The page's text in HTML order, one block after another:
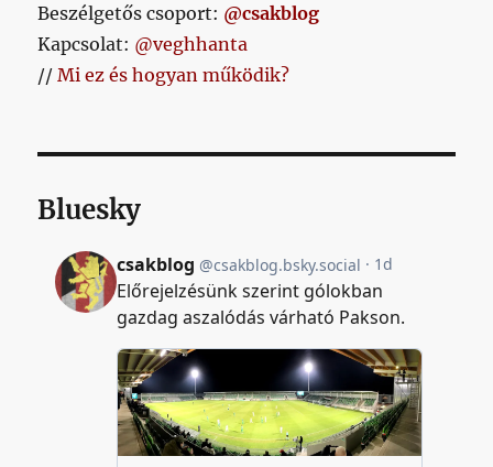
című
bejegyzéshez
Beszélgetős csoport: @csakblog
Kapcsolat: @veghhanta
//Mi ez és hogyan működik?
Bluesky